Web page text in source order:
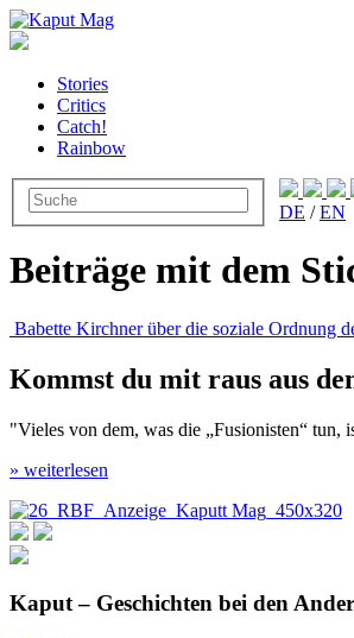
Stories
Critics
Catch!
Rainbow
DE /EN
Beiträge mit dem
Babette Kirchner über die soziale Ordnung
Kommst du mit raus aus
"Vieles von dem, was die „Fusionisten“
» weiterlesen
Kaput – Geschichten bei den